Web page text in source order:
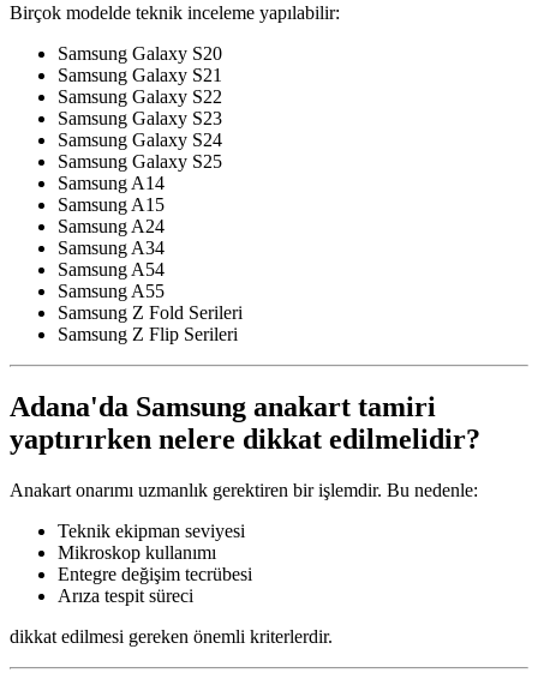
Birçok modelde teknik inceleme yapılabilir:
Samsung Galaxy S20
Samsung Galaxy S21
Samsung Galaxy S22
Samsung Galaxy S23
Samsung Galaxy S24
Samsung Galaxy S25
Samsung A14
Samsung A15
Samsung A24
Samsung A34
Samsung A54
Samsung A55
Samsung Z Fold Serileri
Samsung Z Flip Serileri
Adana'da Samsung anakart tamiri
yaptırırken nelere dikkat edilmelidir?
Anakart onarımı uzmanlık gerektiren bir işlemdir. Bu nedenle:
Teknik ekipman seviyesi
Mikroskop kullanımı
Entegre değişim tecrübesi
Arıza tespit süreci
dikkat edilmesi gereken önemli kriterlerdir.